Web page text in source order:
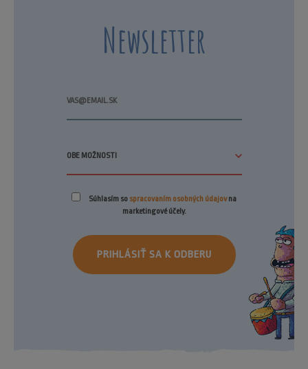
Newsletter
Súhlasím so spracovaním osobných údajovna
marketingové účely.
PRIHLÁSIŤ SA K ODBERU